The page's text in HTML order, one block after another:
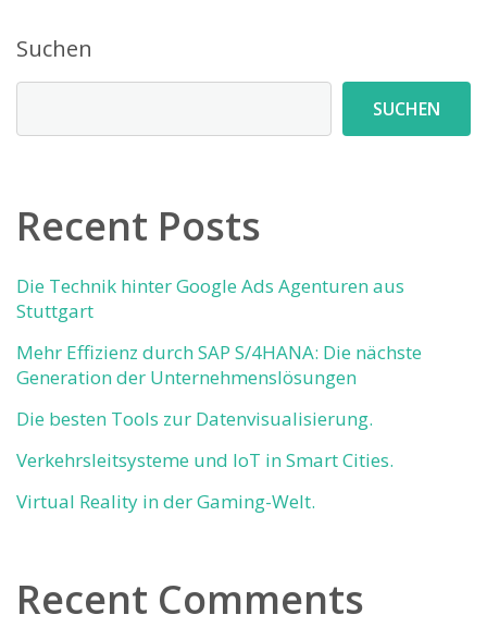
Suchen
SUCHEN
Recent Posts
Die Technik hinter Google Ads Agenturen aus
Stuttgart
Mehr Effizienz durch SAP S/4HANA: Die nächste
Generation der Unternehmenslösungen
Die besten Tools zur Datenvisualisierung.
Verkehrsleitsysteme und IoT in Smart Cities.
Virtual Reality in der Gaming-Welt.
Recent Comments